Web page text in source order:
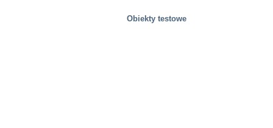
Obiekty testowe